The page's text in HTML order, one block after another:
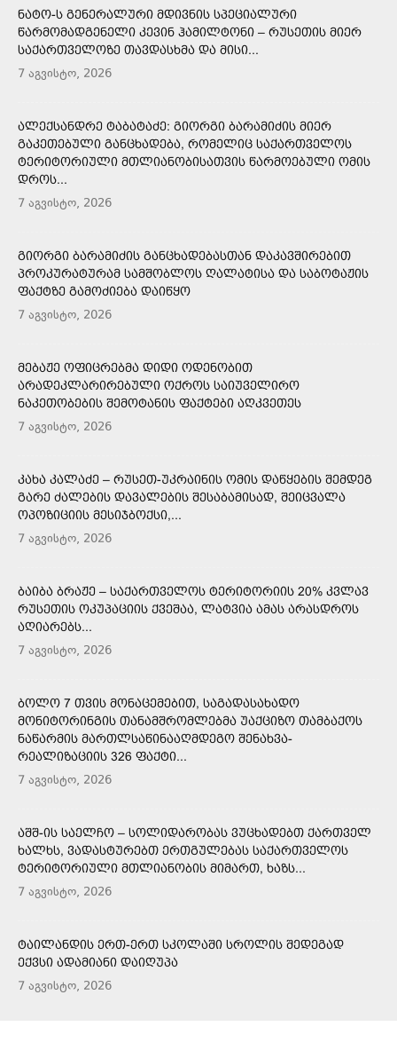
ᲜᲐᲢᲝ-Ს ᲒᲔᲜᲔᲠᲐᲚᲣᲠᲘ ᲛᲓᲘᲕᲜᲘᲡ ᲡᲞᲔᲪᲘᲐᲚᲣᲠᲘ
ᲬᲐᲠᲛᲝᲛᲐᲓᲒᲔᲜᲔᲚᲘ ᲙᲔᲕᲘᲜ ᲰᲐᲛᲘᲚᲢᲝᲜᲘ – ᲠᲣᲡᲔᲗᲘᲡ ᲛᲘᲔᲠ
ᲡᲐᲥᲐᲠᲗᲕᲔᲚᲝᲖᲔ ᲗᲐᲕᲓᲐᲡᲮᲛᲐ ᲓᲐ ᲛᲘᲡᲘ...
7 აგვისტო, 2026
ᲐᲚᲔᲥᲡᲐᲜᲓᲠᲔ ᲢᲐᲑᲐᲢᲐᲫᲔ: ᲒᲘᲝᲠᲒᲘ ᲑᲐᲠᲐᲛᲘᲫᲘᲡ ᲛᲘᲔᲠ
ᲒᲐᲙᲔᲗᲔᲑᲣᲚᲘ ᲒᲐᲜᲪᲮᲐᲓᲔᲑᲐ, ᲠᲝᲛᲔᲚᲘᲪ ᲡᲐᲥᲐᲠᲗᲕᲔᲚᲝᲡ
ᲢᲔᲠᲘᲢᲝᲠᲘᲣᲚᲘ ᲛᲗᲚᲘᲐᲜᲝᲑᲘᲡᲐᲗᲕᲘᲡ ᲬᲐᲠᲛᲝᲔᲑᲣᲚᲘ ᲝᲛᲘᲡ
ᲓᲠᲝᲡ...
7 აგვისტო, 2026
ᲒᲘᲝᲠᲒᲘ ᲑᲐᲠᲐᲛᲘᲫᲘᲡ ᲒᲐᲜᲪᲮᲐᲓᲔᲑᲐᲡᲗᲐᲜ ᲓᲐᲙᲐᲕᲨᲘᲠᲔᲑᲘᲗ
ᲞᲠᲝᲙᲣᲠᲐᲢᲣᲠᲐᲛ ᲡᲐᲛᲨᲝᲑᲚᲝᲡ ᲦᲐᲚᲐᲢᲘᲡᲐ ᲓᲐ ᲡᲐᲑᲝᲢᲐᲟᲘᲡ
ᲤᲐᲥᲢᲖᲔ ᲒᲐᲛᲝᲫᲘᲔᲑᲐ ᲓᲐᲘᲬᲧᲝ
7 აგვისტო, 2026
ᲛᲔᲑᲐᲟᲔ ᲝᲤᲘᲪᲠᲔᲑᲛᲐ ᲓᲘᲓᲘ ᲝᲓᲔᲜᲝᲑᲘᲗ
ᲐᲠᲐᲓᲔᲙᲚᲐᲠᲘᲠᲔᲑᲣᲚᲘ ᲝᲥᲠᲝᲡ ᲡᲐᲘᲣᲕᲔᲚᲘᲠᲝ
ᲜᲐᲙᲔᲗᲝᲑᲔᲑᲘᲡ ᲨᲔᲛᲝᲢᲐᲜᲘᲡ ᲤᲐᲥᲢᲔᲑᲘ ᲐᲦᲙᲕᲔᲗᲔᲡ
7 აგვისტო, 2026
ᲙᲐᲮᲐ ᲙᲐᲚᲐᲫᲔ – ᲠᲣᲡᲔᲗ-ᲣᲙᲠᲐᲘᲜᲘᲡ ᲝᲛᲘᲡ ᲓᲐᲬᲧᲔᲑᲘᲡ ᲨᲔᲛᲓᲔᲒ
ᲒᲐᲠᲔ ᲫᲐᲚᲔᲑᲘᲡ ᲓᲐᲕᲐᲚᲔᲑᲘᲡ ᲨᲔᲡᲐᲑᲐᲛᲘᲡᲐᲓ, ᲨᲔᲘᲪᲕᲐᲚᲐ
ᲝᲞᲝᲖᲘᲪᲘᲘᲡ ᲛᲔᲡᲘᲯᲑᲝᲥᲡᲘ,...
7 აგვისტო, 2026
ᲑᲐᲘᲑᲐ ᲑᲠᲐᲟᲔ – ᲡᲐᲥᲐᲠᲗᲕᲔᲚᲝᲡ ᲢᲔᲠᲘᲢᲝᲠᲘᲘᲡ 20% ᲙᲕᲚᲐᲕ
ᲠᲣᲡᲔᲗᲘᲡ ᲝᲙᲣᲞᲐᲪᲘᲘᲡ ᲥᲕᲔᲨᲐᲐ, ᲚᲐᲢᲕᲘᲐ ᲐᲛᲐᲡ ᲐᲠᲐᲡᲓᲠᲝᲡ
ᲐᲦᲘᲐᲠᲔᲑᲡ...
7 აგვისტო, 2026
ᲑᲝᲚᲝ 7 ᲗᲕᲘᲡ ᲛᲝᲜᲐᲪᲔᲛᲔᲑᲘᲗ, ᲡᲐᲒᲐᲓᲐᲡᲐᲮᲐᲓᲝ
ᲛᲝᲜᲘᲢᲝᲠᲘᲜᲒᲘᲡ ᲗᲐᲜᲐᲛᲨᲠᲝᲛᲚᲔᲑᲛᲐ ᲣᲐᲥᲪᲘᲖᲝ ᲗᲐᲛᲑᲐᲥᲝᲡ
ᲜᲐᲬᲐᲠᲛᲘᲡ ᲛᲐᲠᲗᲚᲡᲐᲬᲘᲜᲐᲐᲦᲛᲓᲔᲒᲝ ᲨᲔᲜᲐᲮᲕᲐ-
ᲠᲔᲐᲚᲘᲖᲐᲪᲘᲘᲡ 326 ᲤᲐᲥᲢᲘ...
7 აგვისტო, 2026
ᲐᲨᲨ-ᲘᲡ ᲡᲐᲔᲚᲩᲝ – ᲡᲝᲚᲘᲓᲐᲠᲝᲑᲐᲡ ᲕᲣᲪᲮᲐᲓᲔᲑᲗ ᲥᲐᲠᲗᲕᲔᲚ
ᲮᲐᲚᲮᲡ, ᲕᲐᲓᲐᲡᲢᲣᲠᲔᲑᲗ ᲔᲠᲗᲒᲣᲚᲔᲑᲐᲡ ᲡᲐᲥᲐᲠᲗᲕᲔᲚᲝᲡ
ᲢᲔᲠᲘᲢᲝᲠᲘᲣᲚᲘ ᲛᲗᲚᲘᲐᲜᲝᲑᲘᲡ ᲛᲘᲛᲐᲠᲗ, ᲮᲐᲖᲡ...
7 აგვისტო, 2026
ᲢᲐᲘᲚᲐᲜᲓᲘᲡ ᲔᲠᲗ-ᲔᲠᲗ ᲡᲙᲝᲚᲐᲨᲘ ᲡᲠᲝᲚᲘᲡ ᲨᲔᲓᲔᲒᲐᲓ
ᲔᲥᲕᲡᲘ ᲐᲓᲐᲛᲘᲐᲜᲘ ᲓᲐᲘᲦᲣᲞᲐ
7 აგვისტო, 2026